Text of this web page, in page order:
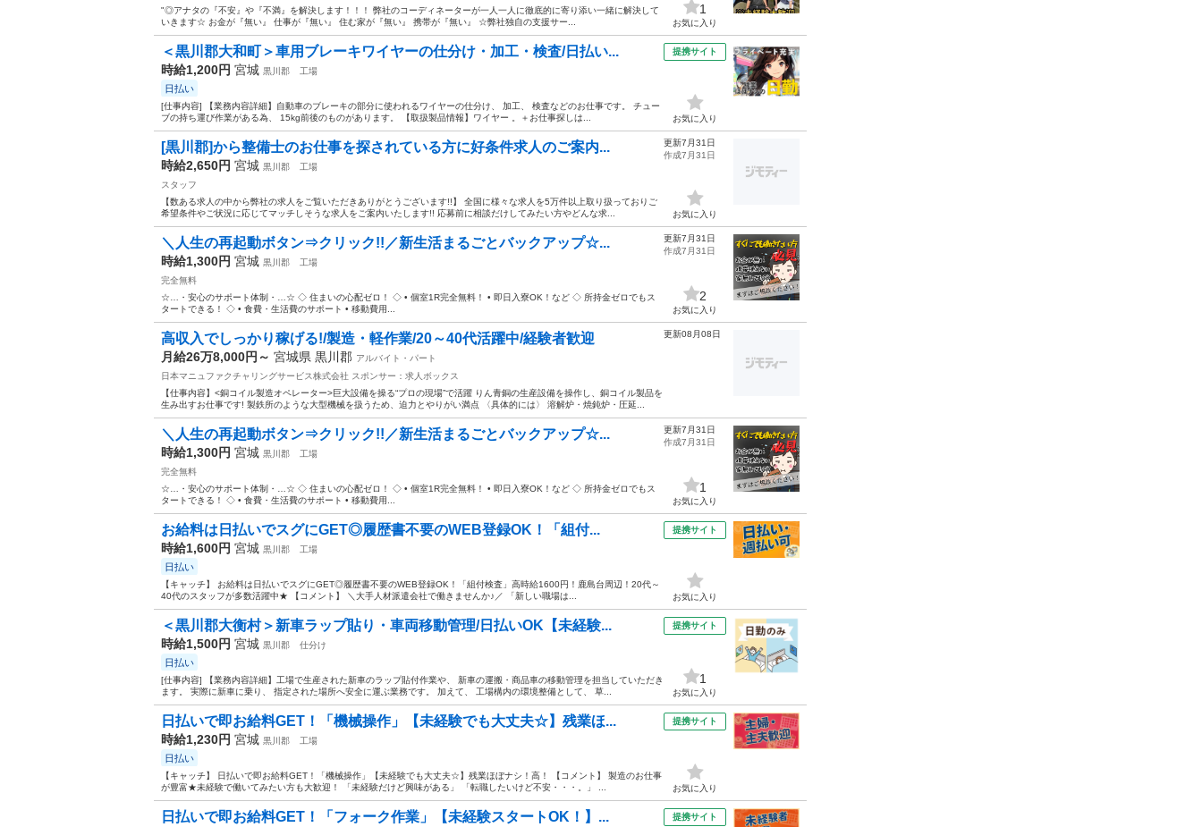
"◎アナタの『不安』や『不満』を解決します！！！ 弊社のコーディネーターが一人一人に徹底的に寄り添い一緒に解決して
いきます☆ お金が『無い』 仕事が『無い』 住む家が『無い』 携帯が『無い』 ☆弊社独自の支援サー...
1
お気に入り
＜黒川郡大和町＞車用ブレーキワイヤーの仕分け・加工・検査/日払い...
時給1,200円 宮城 黒川郡 工場
日払い
[仕事内容] 【業務内容詳細】自動車のブレーキの部分に使われるワイヤーの仕分け、 加工、 検査などのお仕事です。 チュー
ブの持ち運び作業がある為、 15kg前後のものがあります。 【取扱製品情報】ワイヤー 。＋お仕事探しは...
提携サイト
お気に入り
[黒川郡]から整備士のお仕事を探されている方に好条件求人のご案内...
時給2,650円 宮城 黒川郡
工場
スタッフ
【数ある求人の中から弊社の求人をご覧いただきありがとうございます!!】 全国に様々な求人を5万件以上取り扱っておりご
希望条件やご状況に応じてマッチしそうな求人をご案内いたします!! 応募前に相談だけしてみたい方やどんな求...
更新7月31日
作成7月31日
お気に入り
＼人生の再起動ボタン⇒クリック!!／新生活まるごとバックアップ☆...
時給1,300円 宮城 黒川郡
工場
完全無料
☆…・安心のサポート体制・…☆ ◇ 住まいの心配ゼロ！ ◇ • 個室1R完全無料！ • 即日入寮OK！など ◇ 所持金ゼロでもス
タートできる！ ◇ • 食費・生活費のサポート • 移動費用...
更新7月31日
作成7月31日
2
お気に入り
高収入でしっかり稼げる!/製造・軽作業/20～40代活躍中/経験者歓迎
月給26万8,000円～ 宮城県 黒川郡 アルバイト・パート
日本マニュファクチャリングサービス株式会社 スポンサー：求人ボックス
【仕事内容】<銅コイル製造オペレーター>巨大設備を操る“プロの現場”で活躍 りん青銅の生産設備を操作し、銅コイル製品を
生み出すお仕事です! 製鉄所のような大型機械を扱うため、迫力とやりがい満点 〈具体的には〉 溶解炉・焼鈍炉・圧延...
更新08月08日
＼人生の再起動ボタン⇒クリック!!／新生活まるごとバックアップ☆...
時給1,300円 宮城 黒川郡
工場
完全無料
☆…・安心のサポート体制・…☆ ◇ 住まいの心配ゼロ！ ◇ • 個室1R完全無料！ • 即日入寮OK！など ◇ 所持金ゼロでもス
タートできる！ ◇ • 食費・生活費のサポート • 移動費用...
更新7月31日
作成7月31日
1
お気に入り
お給料は日払いでスグにGET◎履歴書不要のWEB登録OK！「組付...
時給1,600円 宮城 黒川郡 工場
日払い
【キャッチ】 お給料は日払いでスグにGET◎履歴書不要のWEB登録OK！「組付検査」高時給1600円！鹿島台周辺！20代～
40代のスタッフが多数活躍中★ 【コメント】 ＼大手人材派遣会社で働きませんか♪／ 「新しい職場は...
提携サイト
お気に入り
＜黒川郡大衡村＞新車ラップ貼り・車両移動管理/日払いOK【未経験...
時給1,500円 宮城 黒川郡 仕分け
日払い
[仕事内容] 【業務内容詳細】工場で生産された新車のラップ貼付作業や、 新車の運搬・商品車の移動管理を担当していただき
ます。 実際に新車に乗り、 指定された場所へ安全に運ぶ業務です。 加えて、 工場構内の環境整備として、 草...
提携サイト
1
お気に入り
日払いで即お給料GET！「機械操作」【未経験でも大丈夫☆】残業ほ...
時給1,230円 宮城 黒川郡 工場
日払い
【キャッチ】 日払いで即お給料GET！「機械操作」【未経験でも大丈夫☆】残業ほぼナシ！高！ 【コメント】 製造のお仕事
が豊富★未経験で働いてみたい方も大歓迎！ 「未経験だけど興味がある」 「転職したいけど不安・・・。」 ...
提携サイト
お気に入り
日払いで即お給料GET！「フォーク作業」【未経験スタートOK！】... 提携サイト